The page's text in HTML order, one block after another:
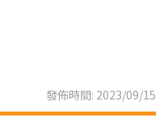
發佈時間: 2023/09/15